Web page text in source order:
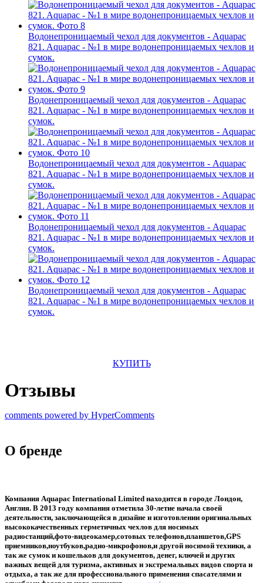
Водонепроницаемый чехол для документов - Aquapac
821. Aquapac - №1 в мире водонепроницаемых чехлов и
сумок.
Водонепроницаемый чехол для документов - Aquapac
821. Aquapac - №1 в мире водонепроницаемых чехлов и
сумок.
Водонепроницаемый чехол для документов - Aquapac
821. Aquapac - №1 в мире водонепроницаемых чехлов и
сумок.
Водонепроницаемый чехол для документов - Aquapac
821. Aquapac - №1 в мире водонепроницаемых чехлов и
сумок.
Водонепроницаемый чехол для документов - Aquapac
821. Aquapac - №1 в мире водонепроницаемых чехлов и
сумок.
КУПИТЬ
Отзывы
comments powered by HyperComments
О бренде
Компания Aquapac International Limited находится в городе Лондон,
Англия. В 2013 году компания отметила 30-летие начала своей
деятельности, заключающейся в дизайне и изготовлении оригинальных
высококачественных герметичных чехлов для носимых
радиостанций,фото-видеокамер,сотовых телефонов,планшетов,GPS
приемников,ноутбуков,радио-микрофонов,и другой носимой техники, а
так же сумок и кошельков для документов, денег, ключей и других
важных вещей для туризма, активных и экстремальных видов спорта и
отдыха, а так же для профессионального применения спасателями и